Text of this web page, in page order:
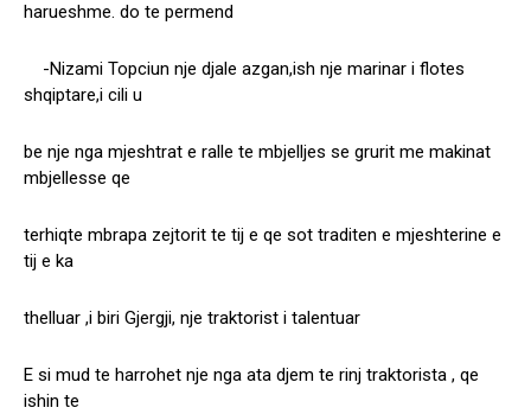
harueshme. do te permend
-Nizami Topciun nje djale azgan,ish nje marinar i flotes
shqiptare,i cili u
be nje nga mjeshtrat e ralle te mbjelljes se grurit me makinat
mbjellesse qe
terhiqte mbrapa zejtorit te tij e qe sot traditen e mjeshterine e
tij e ka
thelluar ,i biri Gjergji, nje traktorist i talentuar
E si mud te harrohet nje nga ata djem te rinj traktorista , qe
ishin te